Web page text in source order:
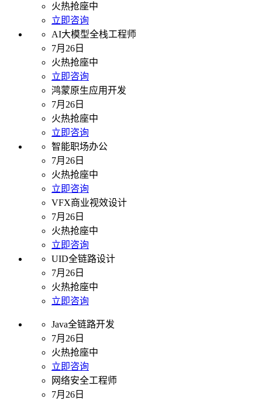
火热抢座中
立即咨询
AI大模型全栈工程师
7月26日
火热抢座中
立即咨询
鸿蒙原生应用开发
7月26日
火热抢座中
立即咨询
智能职场办公
7月26日
火热抢座中
立即咨询
VFX商业视效设计
7月26日
火热抢座中
立即咨询
UID全链路设计
7月26日
火热抢座中
立即咨询
Java全链路开发
7月26日
火热抢座中
立即咨询
网络安全工程师
7月26日